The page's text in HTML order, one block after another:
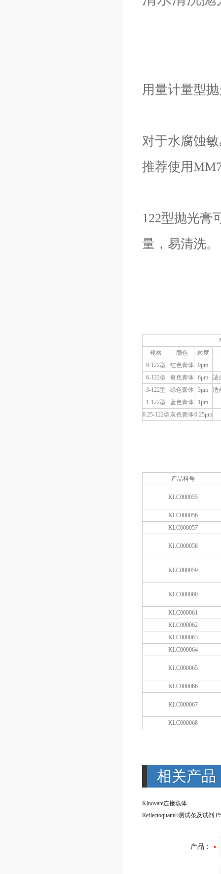
用量计量型
对于水腐蚀
推荐使用
122型抛光膏
量，易清洗。
规格
颜色
粒度
9-122型
红色膏体
9μm
6-122型
黄色膏体 6μm
适
3-122型
绿色膏体 3μm
适
1-122型
蓝色膏体
1μm
0.25-122型灰色膏体0.25μm
产品料号
KLC000055
KLC000056
KLC000057
KLC000058
KLC000059
KLC000060
KLC000061
KLC000062
KLC000063
KLC000064
KLC000065
KLC000066
KLC000067
KLC000068
相关产品
Kinovate连接载体
产品：